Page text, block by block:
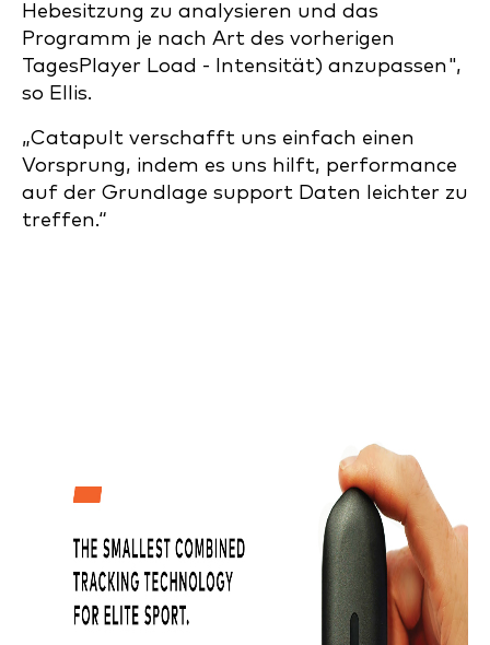
Hebesitzung zu analysieren und das
Programm je nach Art des vorherigen
TagesPlayer Load - Intensität) anzupassen",
so Ellis.
„Catapult verschafft uns einfach einen
Vorsprung, indem es uns hilft, performance
auf der Grundlage support Daten leichter zu
treffen.“